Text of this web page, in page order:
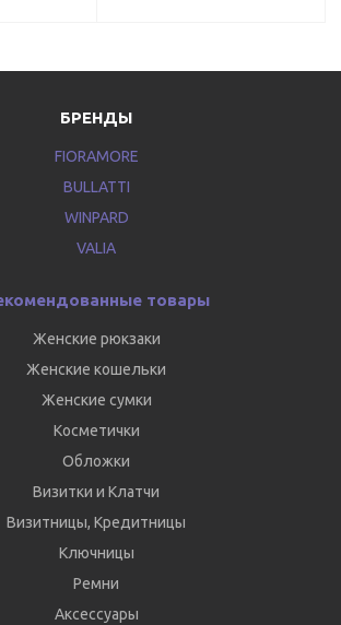
БРЕНДЫ
FIORAMORE
BULLATTI
WINPARD
VALIA
товары
Женские рюкзаки
Женские кошельки
Женские сумки
Косметички
Обложки
Визитки и Клатчи
Визитницы, Кредитницы
Ключницы
Ремни
Аксессуары